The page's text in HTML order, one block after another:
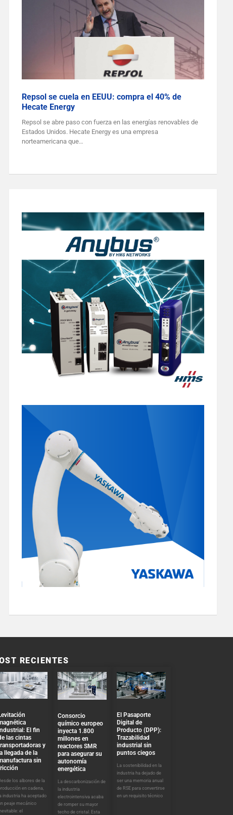
Repsol se cuela en EEUU: compra el 40% de
Hecate Energy
Repsol se abre paso con fuerza en las energías renovables de
Estados Unidos. Hecate Energy es una empresa
norteamericana que…
RECIENTES
El fin
las cintas
y
la llegada de la
sin
los albores de la
en cadena,
industria ha aceptado
peaje mecánico
el
Consorcio
químico europeo
inyecta 1.800
millones en
reactores SMR
para asegurar su
autonomía
energética
La descarbonización de
la industria
electrointensiva acaba
de romper su mayor
techo de cristal. Esta
El Pasaporte
Digital de
Producto (DPP):
Trazabilidad
industrial sin
puntos ciegos
La sostenibilidad en la
industria ha dejado de
ser una memoria anual
de RSE para convertirse
en un requisito técnico